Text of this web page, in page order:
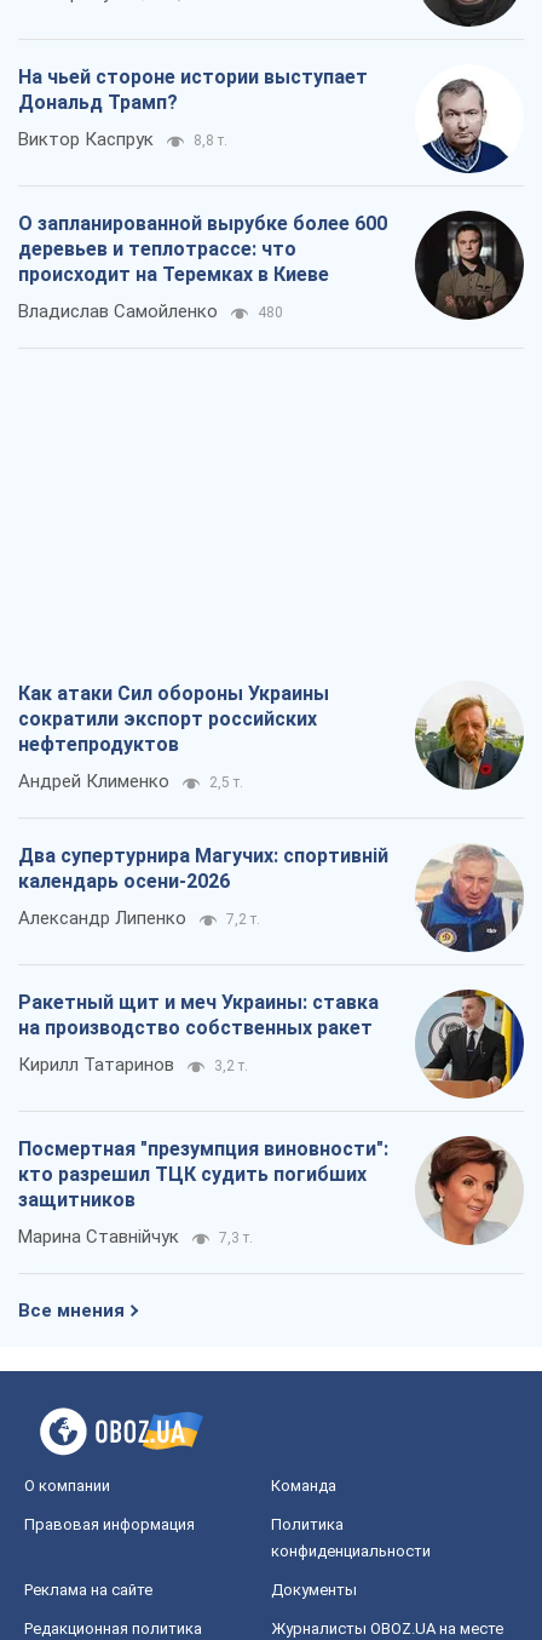
На чьей стороне истории выступает
Дональд Трамп?
Виктор Каспрук 8,8 т.
О запланированной вырубке более 600
деревьев и теплотрассе: что
происходит на Теремках в Киеве
Владислав Самойленко 480
Как атаки Сил обороны Украины
сократили экспорт российских
нефтепродуктов
Андрей Клименко 2,5 т.
Два супертурнира Магучих: спортивній
календарь осени-2026
Александр Липенко 7,2 т.
Ракетный щит и меч Украины: ставка
на производство собственных ракет
Кирилл Татаринов 3,2 т.
Посмертная "презумпция виновности":
кто разрешил ТЦК судить погибших
защитников
Марина Ставнійчук 7,3 т.
Все мнения
О компании Команда
Правовая информация
Политика
конфиденциальности
Реклама на сайте Документы
Редакционная политика
Журналисты OBOZ.UA на месте